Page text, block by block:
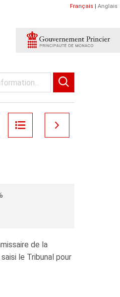
Français | Anglais
de la
le Tribunal pour